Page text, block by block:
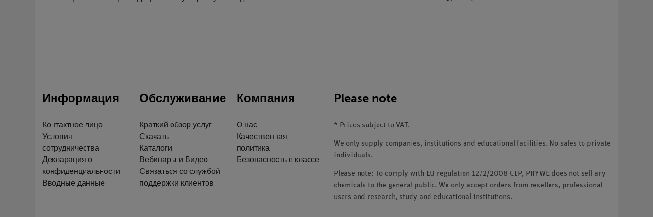
Информация
Контактное лицо
Условия
сотрудничества
Декларация о
конфиденциальности
Вводные данные
Обслуживание
Краткий обзор услуг
Скачать
Каталоги
Вебинары и Видео
Связаться со службой
поддержки клиентов
Компания
О нас
Качественная
политика
Безопасность в классе
Please note
* Prices subject to VAT.
We only supply companies, institutions and educational facilities. No sales to private
individuals.
Please note: To comply with EU regulation 1272/2008 CLP, PHYWE does not sell any
chemicals to the general public. We only accept orders from resellers, professional
users and research, study and educational institutions.